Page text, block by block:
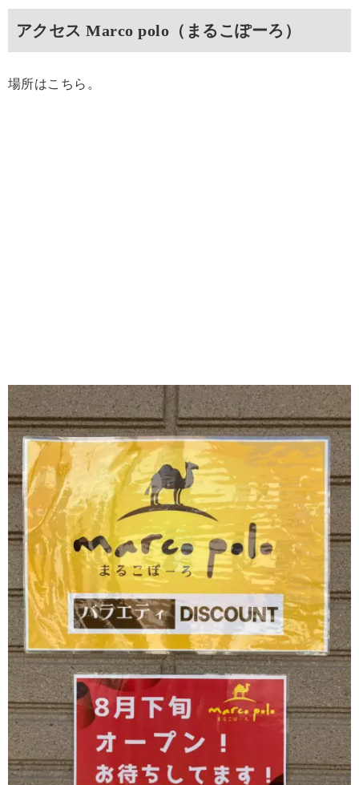
アクセス Marco polo（まるこぽーろ）
場所はこちら。